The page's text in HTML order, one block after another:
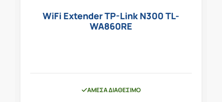
WiFi Extender TP-Link N300 TL-
WA860RE
ΆΜΕΣΑ ΔΙΑΘΈΣΙΜΟ